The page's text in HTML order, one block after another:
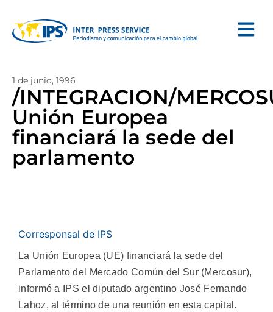
1 de junio, 1996
/INTEGRACION/
Unión Europea
financiará la sede del
parlamento
Corresponsal de IPS
La Unión Europea (UE) financiará la sede del
Parlamento del Mercado Común del Sur (Mercosur),
informó a IPS el diputado argentino José Fernando
Lahoz, al término de una reunión en esta capital.